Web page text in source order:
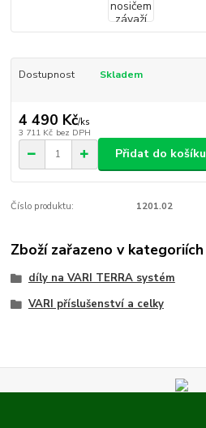
Dostupnost Skladem
4 490 Kč/ks
3 711 Kč bez DPH
Přidat do košíku
Číslo produktu: 1201.02
Zboží zařazeno v kategoriích
díly na VARI TERRA systém
VARI příslušenství a celky